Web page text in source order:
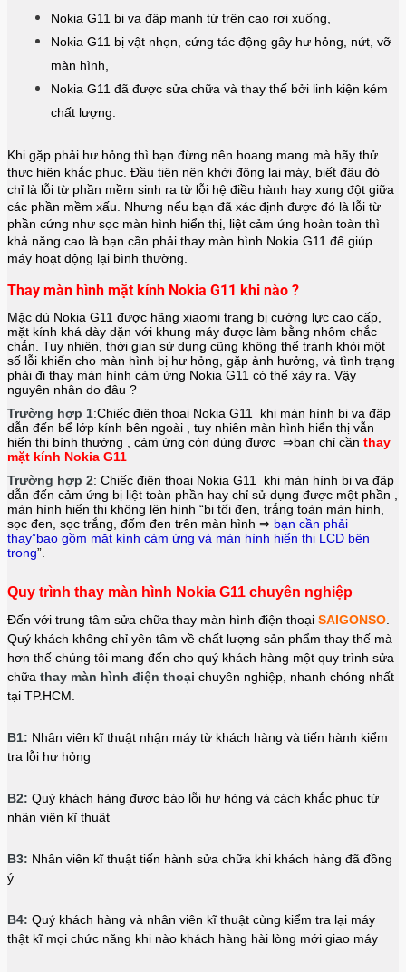
Nokia G11 bị va đập mạnh từ trên cao rơi xuống,
Nokia G11 bị vật nhọn, cứng tác động gây hư hỏng, nứt, vỡ
màn hình,
Nokia G11 đã được sửa chữa và thay thế bởi linh kiện kém
chất lượng.
Khi gặp phải hư hỏng thì bạn đừng nên hoang mang mà hãy thử
thực hiện khắc phục. Đầu tiên nên khởi động lại máy, biết đâu đó
chỉ là lỗi từ phần mềm sinh ra từ lỗi hệ điều hành hay xung đột giữa
các phần mềm xấu. Nhưng nếu bạn đã xác định được đó là lỗi từ
phần cứng như sọc màn hình hiển thị, liệt cảm ứng hoàn toàn thì
khả năng cao là bạn cần phải thay màn hình Nokia G11 để giúp
máy hoạt động lại bình thường.
Thay màn hình mặt kính Nokia G11 khi nào ?
Mặc dù Nokia G11 được hãng xiaomi trang bị cường lực cao cấp,
mặt kính khá dày dặn với khung máy được làm bằng nhôm chắc
chắn. Tuy nhiên, thời gian sử dụng cũng không thể tránh khỏi một
số lỗi khiến cho màn hình bị hư hỏng, gặp ảnh hưởng, và tình trạng
phải đi thay màn hình cảm ứng Nokia G11 có thể xảy ra. Vậy
nguyên nhân do đâu ?
Trường hợp 1:Chiếc điện thoại Nokia G11 khi màn hình bị va đập
dẫn đến bể lớp kính bên ngoài , tuy nhiên màn hình hiển thị vẫn
hiển thị bình thường , cảm ứng còn dùng được ⇒bạn chỉ cần thay
mặt kính Nokia G11
Trường hợp 2: Chiếc điện thoại Nokia G11 khi màn hình bị va đập
dẫn đến cảm ứng bị liệt toàn phần hay chỉ sử dụng được một phần ,
màn hình hiển thị không lên hình “bị tối đen, trắng toàn màn hình,
sọc đen, sọc trắng, đốm đen trên màn hình ⇒ bạn cần phải
thay”bao gồm mặt kính cảm ứng và màn hình hiển thị LCD bên
trong”.
Quy trình thay màn hình Nokia G11 chuyên nghiệp
Đến với trung tâm sửa chữa thay màn hình điện thoại SAIGONSO
Quý khách không chỉ yên tâm về chất lượng sản phẩm thay thế mà
hơn thế chúng tôi mang đến cho quý khách hàng một quy trình sửa
chữa thay màn hình điện thoại chuyên nghiệp, nhanh chóng nhất
tại TP.HCM.
B1: Nhân viên kĩ thuật nhận máy từ khách hàng và tiến hành kiểm
tra lỗi hư hỏng
B2: Quý khách hàng được báo lỗi hư hỏng và cách khắc phục từ
nhân viên kĩ thuật
B3: Nhân viên kĩ thuật tiến hành sửa chữa khi khách hàng đã đồng
ý
B4: Quý khách hàng và nhân viên kĩ thuật cùng kiểm tra lại máy
thật kĩ mọi chức năng khi nào khách hàng hài lòng mới giao máy